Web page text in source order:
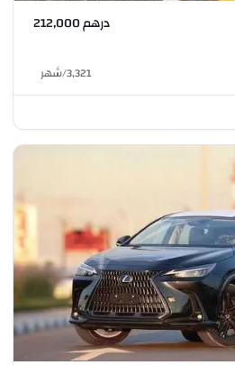
درهم 212,000
3,321
/شهر